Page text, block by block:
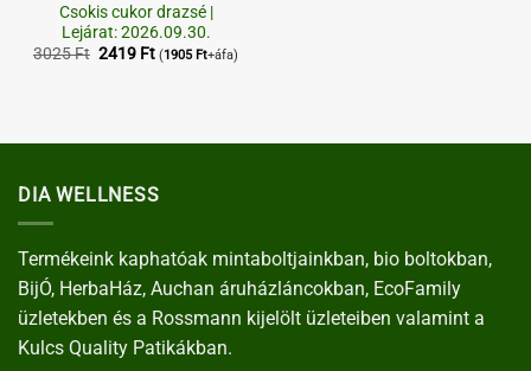
Csokis cukor drazsé |
Lejárat: 2026.09.30.
3025Ft Original
2419 FtCurrent
price
(1905 Ft+áfa)
DIA WELLNESS
Termékeink kaphatóak mintaboltjainkban, bio boltokban,
BijÓ, HerbaHáz, Auchan áruházláncokban, EcoFamily
üzletekben és a Rossmann kijelölt üzleteiben valamint a
Kulcs Quality Patikákban.